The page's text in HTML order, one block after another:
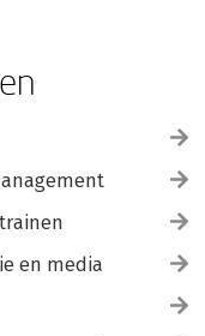
en media